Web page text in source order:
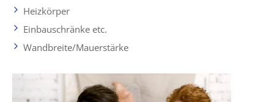
Heizkörper
Einbauschränke etc.
Wandbreite/Mauerstärke